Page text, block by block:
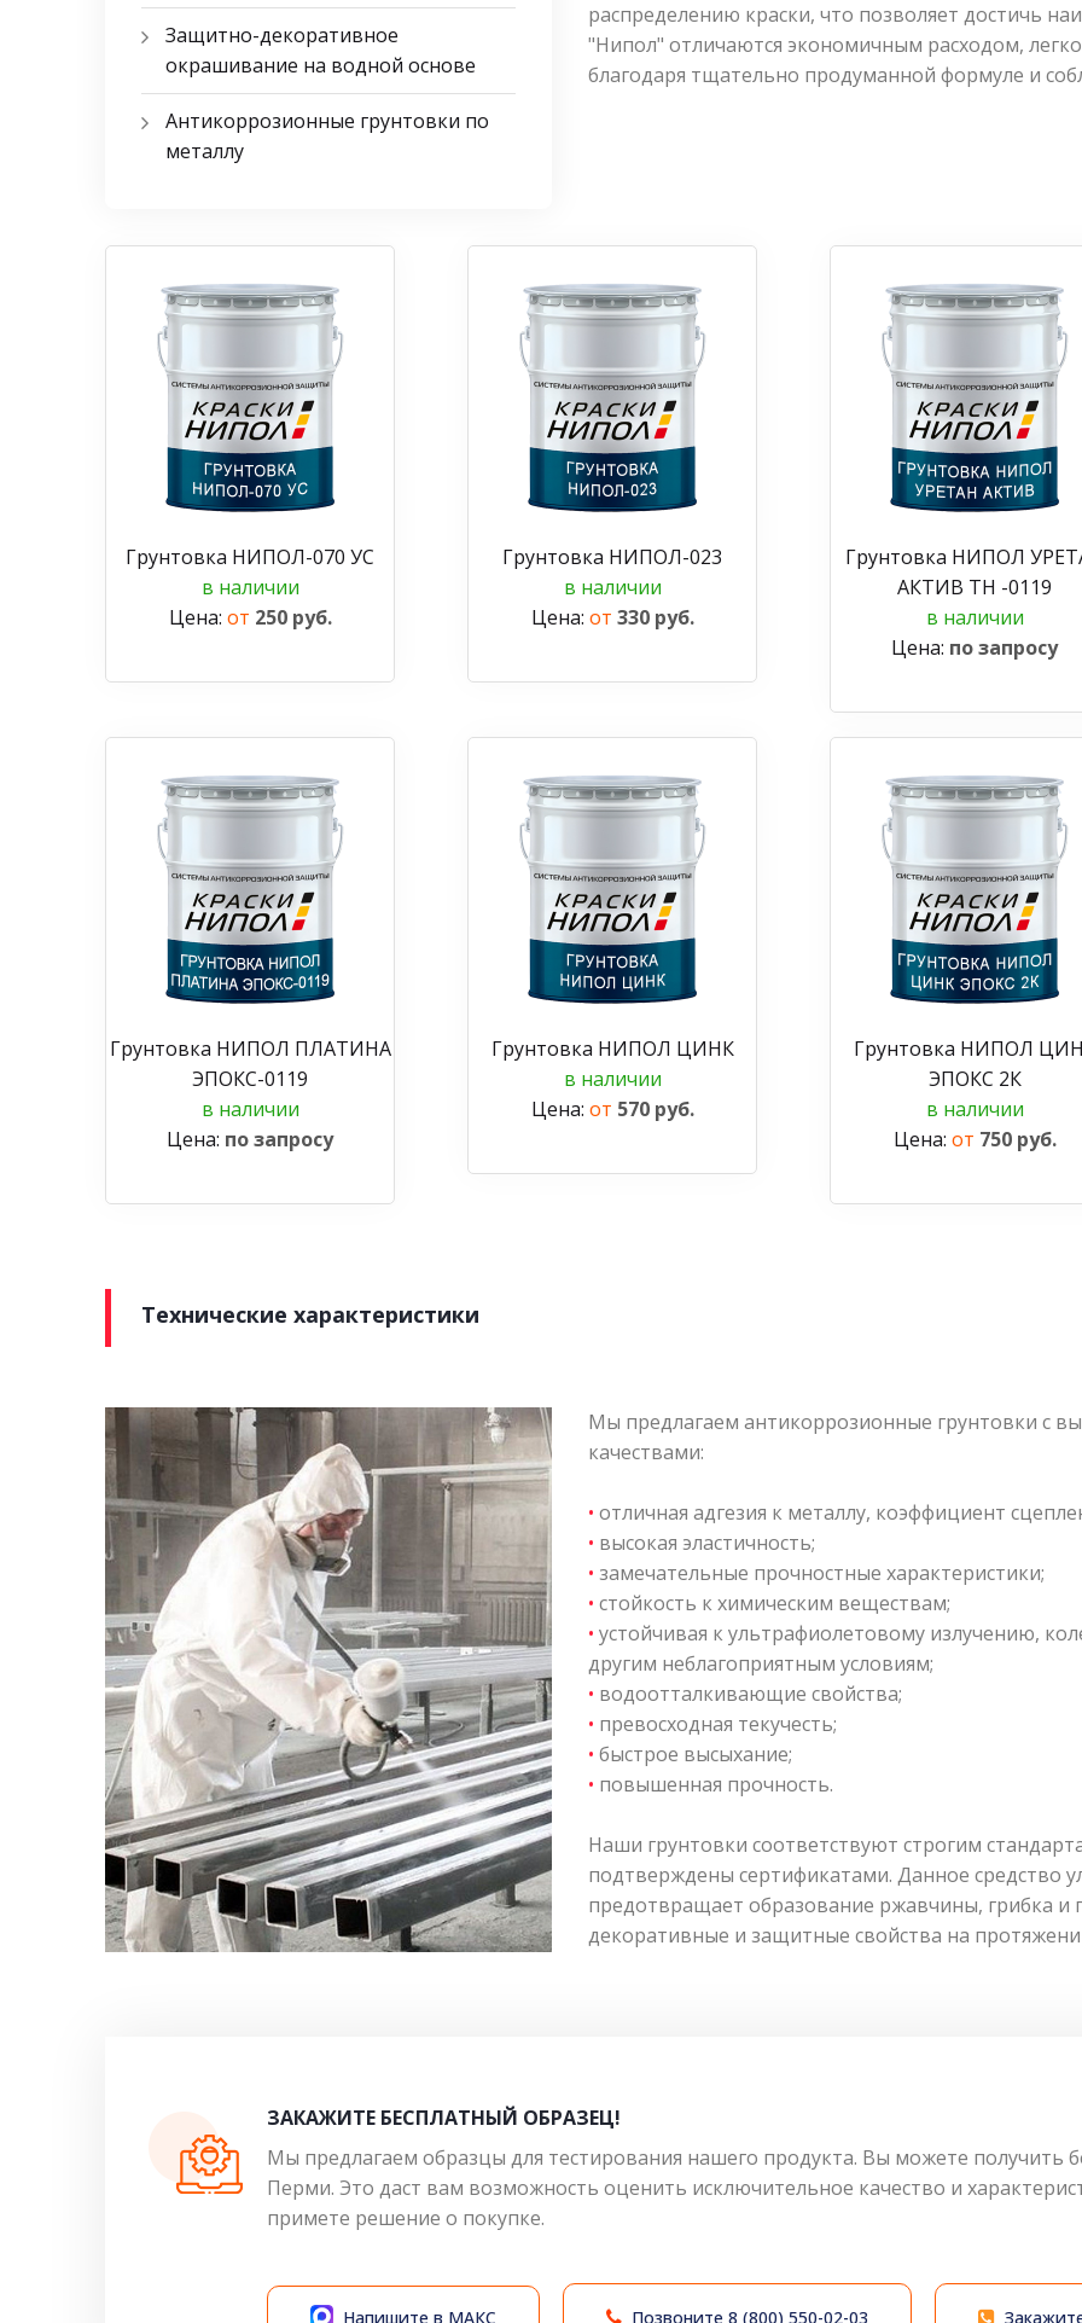
Защитно-декоративное
окрашивание на водной основе
Антикоррозионные грунтовки по
металлу
распределению краски, что позволяет достичь
"Нипол" отличаются экономичным расходом,
благодаря тщательно продуманной формуле и
Грунтовка НИПОЛ-070 УС
в наличии
Цена: от 250 руб.
Грунтовка НИПОЛ-023
в наличии
Цена: от 330 руб.
Грунтовка НИПОЛ
АКТИВ ТН -0119
в наличии
Цена: по запросу
Грунтовка НИПОЛ ПЛАТИНА
ЭПОКС-0119
в наличии
Цена: по запросу
Грунтовка НИПОЛ ЦИНК
в наличии
Цена: от 570 руб.
Грунтовка НИПОЛ
ЭПОКС 2К
в наличии
Цена: от 750 руб.
Технические характеристики
Мы предлагаем антикоррозионные грунтовки с
качествами:
• отличная адгезия к металлу, коэффициент
• высокая эластичность;
• замечательные прочностные характеристики;
• стойкость к химическим веществам;
• устойчивая к ультрафиолетовому излучению,
другим неблагоприятным условиям;
• водоотталкивающие свойства;
• превосходная текучесть;
• быстрое высыхание;
• повышенная прочность.
Наши грунтовки соответствуют строгим
подтверждены сертификатами. Данное средство
предотвращает образование ржавчины, грибка и
декоративные и защитные свойства на
ЗАКАЖИТЕ БЕСПЛАТНЫЙ ОБРАЗЕЦ!
Мы предлагаем образцы для тестирования нашего продукта. Вы можете получить
Перми. Это даст вам возможность оценить исключительное качество и
примете решение о покупке.
Напишите в МАКС Позвоните 8 (800) 550-02-03